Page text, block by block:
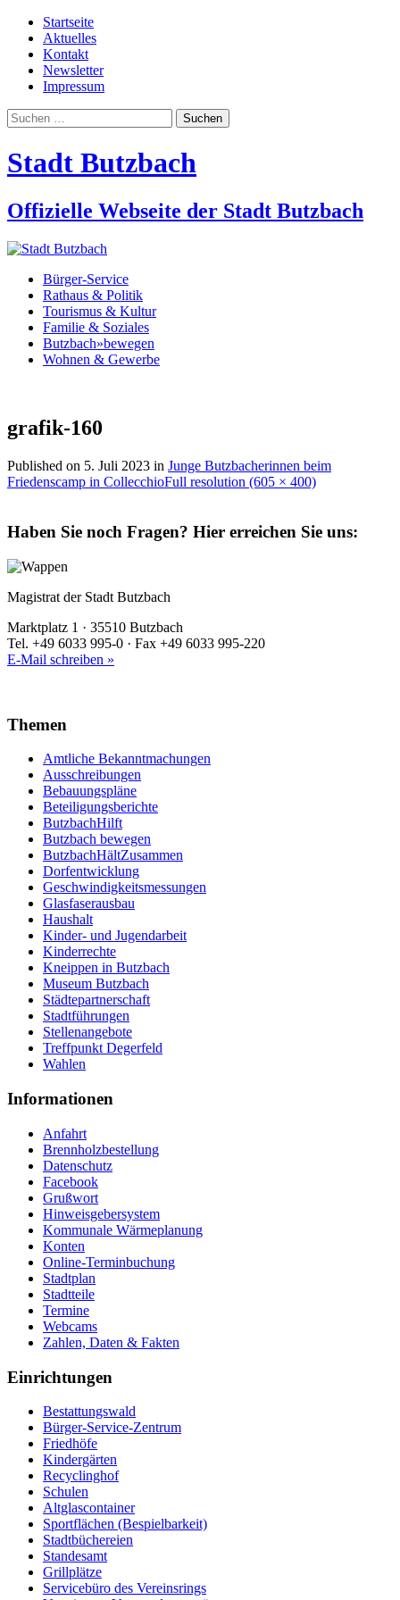
Startseite
Aktuelles
Kontakt
Newsletter
Impressum
Suchen
nach:
Stadt Butzbach
Offizielle Webseite der Stadt Butzbach
Bürger-Service
Rathaus & Politik
Tourismus & Kultur
Familie & Soziales
Butzbach»bewegen
Wohnen & Gewerbe
grafik-160
Published on 5. Juli 2023 in Junge Butzbacherinnen beim
Friedenscamp in CollecchioFull resolution (605 × 400)
Haben Sie noch Fragen? Hier erreichen Sie uns:
Magistrat der Stadt Butzbach
Marktplatz 1 · 35510 Butzbach
Tel. +49 6033 995-0 · Fax +49 6033 995-220
E-Mail schreiben »
Themen
Amtliche Bekanntmachungen
Ausschreibungen
Bebauungspläne
Beteiligungsberichte
ButzbachHilft
Butzbach bewegen
ButzbachHältZusammen
Dorfentwicklung
Geschwindigkeitsmessungen
Glasfaserausbau
Haushalt
Kinder- und Jugendarbeit
Kinderrechte
Kneippen in Butzbach
Museum Butzbach
Städtepartnerschaft
Stadtführungen
Stellenangebote
Treffpunkt Degerfeld
Wahlen
Informationen
Anfahrt
Brennholzbestellung
Datenschutz
Facebook
Grußwort
Hinweisgebersystem
Kommunale Wärmeplanung
Konten
Online-Terminbuchung
Stadtplan
Stadtteile
Termine
Webcams
Zahlen, Daten & Fakten
Einrichtungen
Bestattungswald
Bürger-Service-Zentrum
Friedhöfe
Kindergärten
Recyclinghof
Schulen
Altglascontainer
Sportflächen (Bespielbarkeit)
Stadtbüchereien
Standesamt
Grillplätze
Servicebüro des Vereinsrings